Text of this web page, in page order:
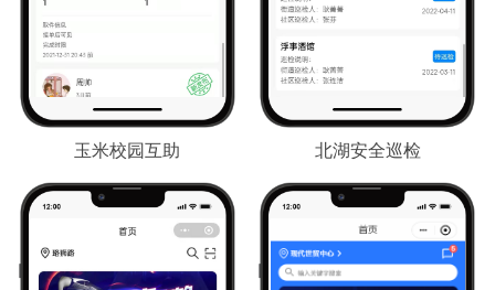
玉米校园互助 北湖安全巡检